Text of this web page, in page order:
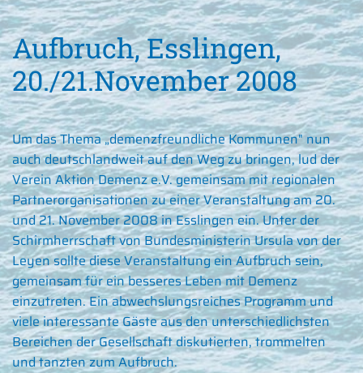
Aufbruch, Esslingen,
20./21.November 2008
Um das Thema „demenzfreundliche Kommunen" nun
auch deutschlandweit auf den Weg zu bringen, lud der
Verein Aktion Demenz e.V. gemeinsam mit regionalen
Partnerorganisationen zu einer Veranstaltung am 20.
und 21. November 2008 in Esslingen ein. Unter der
Schirmherrschaft von Bundesministerin Ursula von der
Leyen sollte diese Veranstaltung ein Aufbruch sein,
gemeinsam für ein besseres Leben mit Demenz
einzutreten. Ein abwechslungsreiches Programm und
viele interessante Gäste aus den unterschiedlichsten
Bereichen der Gesellschaft diskutierten, trommelten
und tanzten zum Aufbruch.